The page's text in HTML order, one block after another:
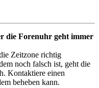
die Forenuhr geht immer
Zeitzone richtig
noch falsch ist, geht die
Kontaktiere einen
beheben kann.